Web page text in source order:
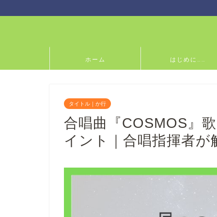
ホーム はじめに……
タイトル｜か行
合唱曲『COSMOS』
イント｜合唱指揮者が